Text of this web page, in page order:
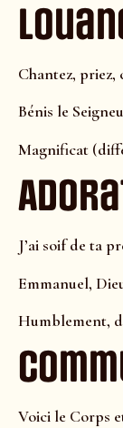
Chantez, priez,
Bénis le
Magnificat
J’ai soif de ta
Emmanuel,
Humblement,
Voici le Corps